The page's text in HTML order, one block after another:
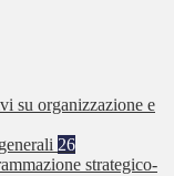
su organizzazione e
26
strategico-